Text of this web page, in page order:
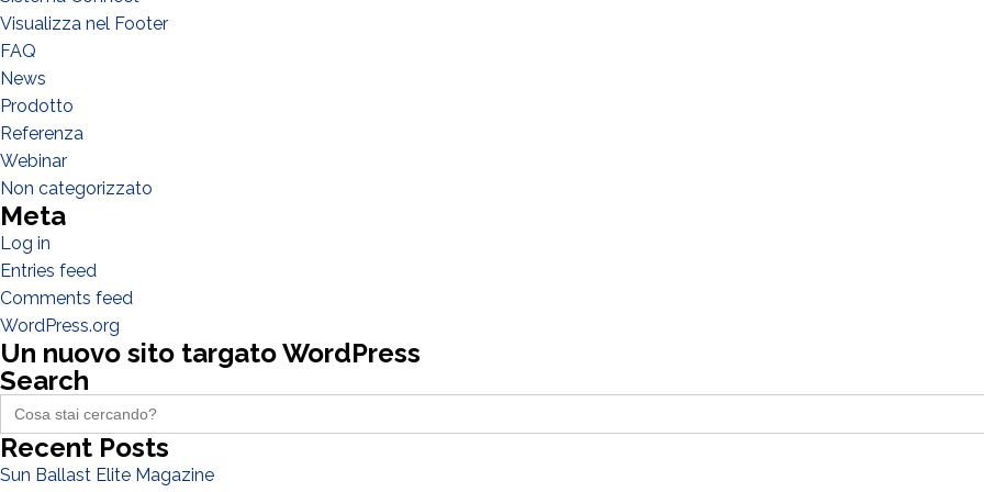
Visualizza nel Footer
FAQ
News
Prodotto
Referenza
Webinar
Non categorizzato
Meta
Log in
Entries feed
Comments feed
WordPress.org
Un nuovo sito targato WordPress
Search
Search
for:
Recent Posts
Sun Ballast Elite Magazine